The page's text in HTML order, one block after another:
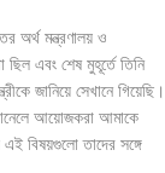
অর্থ মন্ত্রণালয় ও
এবং শেষ মুহূর্তে তিনি
জানিয়ে সেখানে গিয়েছি।
আয়োজকরা আমাকে
বিষয়গুলো তাদের সঙ্গে